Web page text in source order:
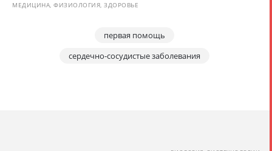
МЕДИЦИНА, ФИЗИОЛОГИЯ, ЗДОРОВЬЕ
первая помощь
сердечно-сосудистые заболевания